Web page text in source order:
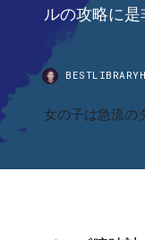
ルの攻略に是
女の子は急流の